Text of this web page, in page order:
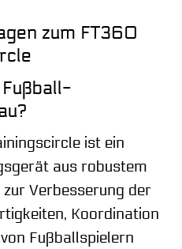
zum FT360
ist ein
aus robustem
Verbesserung der
Koordination
Fußballspielern